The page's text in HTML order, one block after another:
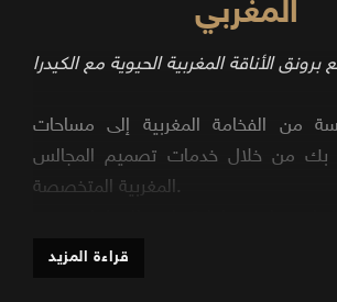
المغربي
برونق الأناقة المغربية الحيوية مع الكيدرا
من الفخامة المغربية إلى مساحات
بك من خلال خدمات تصميم المجالس
المغربية المتخصصة.
من التصاميم التي تجمع بين التقاليد
قراءة المزيد